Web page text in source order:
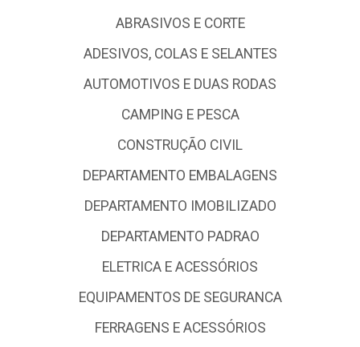
ABRASIVOS E CORTE
ADESIVOS, COLAS E SELANTES
AUTOMOTIVOS E DUAS RODAS
CAMPING E PESCA
CONSTRUÇÃO CIVIL
DEPARTAMENTO EMBALAGENS
DEPARTAMENTO IMOBILIZADO
DEPARTAMENTO PADRAO
ELETRICA E ACESSÓRIOS
EQUIPAMENTOS DE SEGURANCA
FERRAGENS E ACESSÓRIOS